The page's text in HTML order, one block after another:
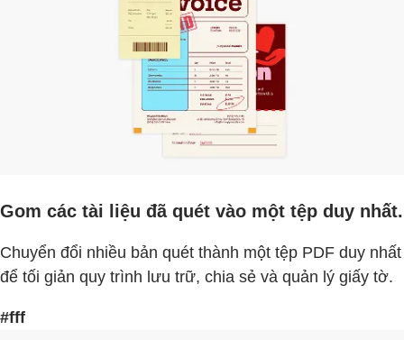
Gom các tài liệu đã quét vào một tệp duy nhất.
Chuyển đổi nhiều bản quét thành một tệp PDF duy nhất
để tối giản quy trình lưu trữ, chia sẻ và quản lý giấy tờ.
#fff